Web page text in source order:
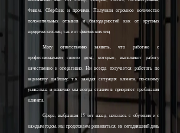
Финам, Сбербанк и прочими. Получили огромное количество
положительных отзывов и благодарностей как от крупных
юридических лиц, так и от физических лиц.
Могу ответственно заявить, что работаю с
профессионалами своего дела, которые, выполняют работу
качественно и оперативно. Ни всегда получается работать по
заданному шаблону, т.к. каждая ситуация клиента, по-своему
уникальна и конечно мы всегда ставим в приоритет требования
клиента.
Сфера, выбранная 15 лет назад, началась с обучения и с
каждым годом, мы продолжаем развиваться, на сегодняшний день